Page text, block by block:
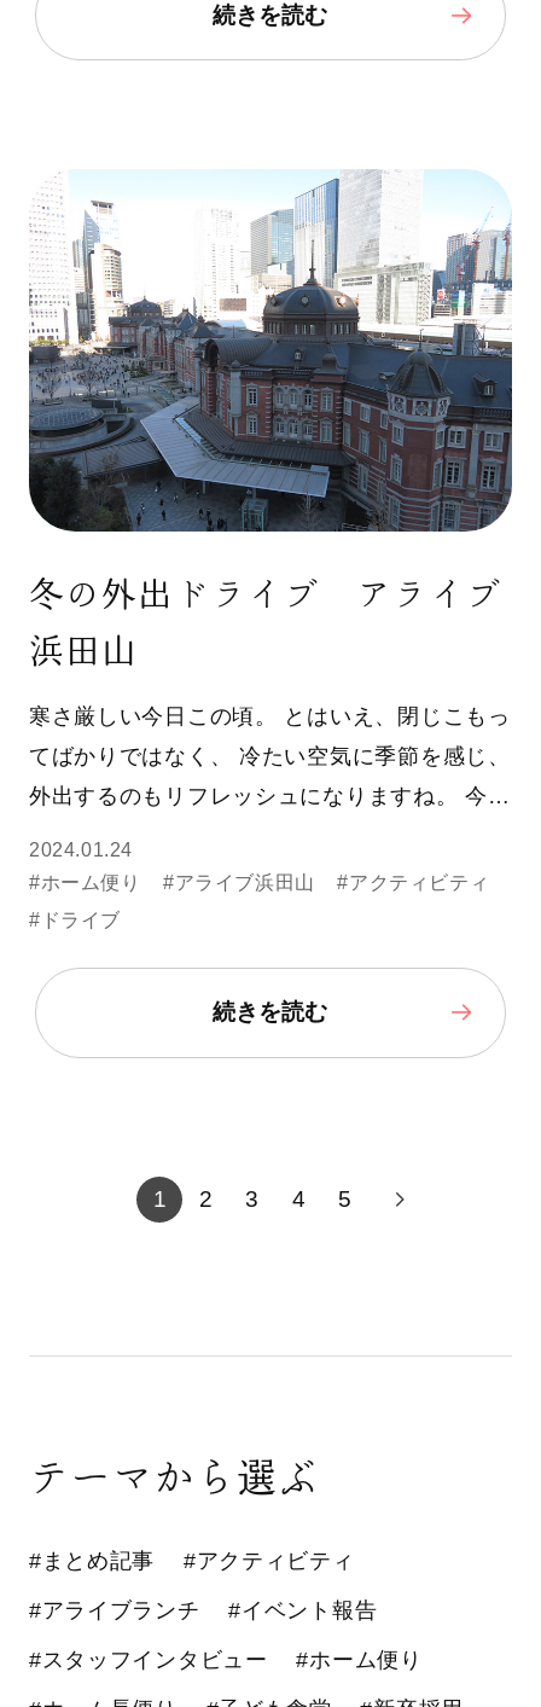
続きを読む
冬の外出ドライブ アライブ
浜田山
寒さ厳しい今日この頃。 とはいえ、閉じこもっ
てばかりではなく、 冷たい空気に季節を感じ、
外出するのもリフレッシュになりますね。 今…
2024.01.24
#ホーム便り
#アライブ浜田山
#アクティビティ
#ドライブ
続きを読む
1 2 3 4 5
テーマから選ぶ
#まとめ記事 #アクティビティ
#アライブランチ #イベント報告
#スタッフインタビュー #ホーム便り